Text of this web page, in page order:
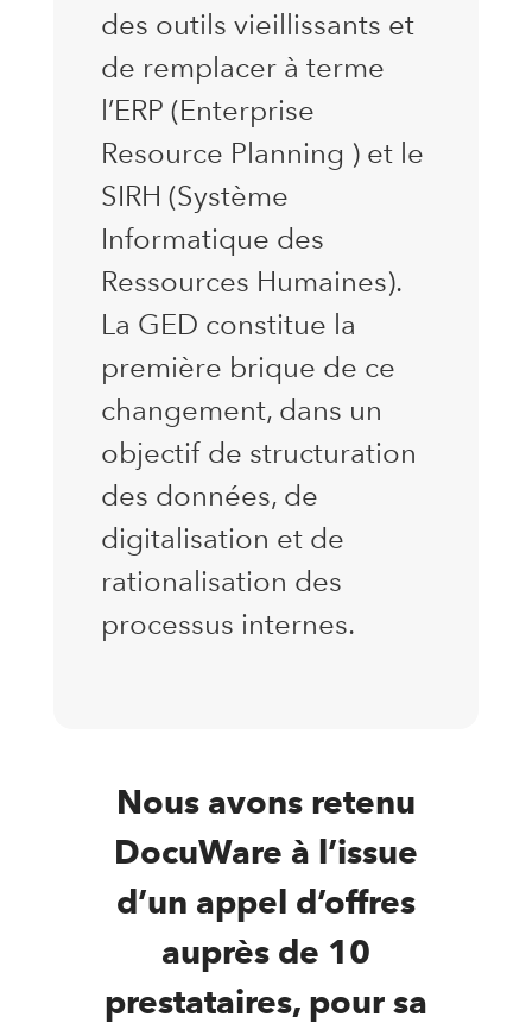
des outils vieillissants et
de remplacer à terme
l’ERP (Enterprise
Resource Planning ) et le
SIRH (Système
Informatique des
Ressources Humaines).
La GED constitue la
première brique de ce
changement, dans un
objectif de structuration
des données, de
digitalisation et de
rationalisation des
processus internes.
Nous avons retenu
DocuWare à l’issue
d’un appel d’offres
auprès de 10
prestataires, pour sa